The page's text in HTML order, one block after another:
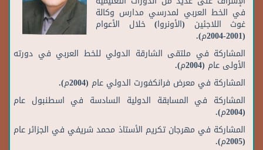
في الخط العربي لمدرسي مدارس وكالة
غوث اللاجئين (الأونروا) خلال الأعوام
(2001-2004م).
المشاركة في ملتقى الشارقة الدولي للخط العربي في دورته
الأولى عام (2004م).
المشاركة في معرض فرانكفورت الدولي عام (2004م).
المشاركة في المسابقة الدولية السادسة في اسطنبول عام
(2004م).
المشاركة في مهرجان تكريم الأستاذ محمد شريفي في الجزائر عام
(2005م).